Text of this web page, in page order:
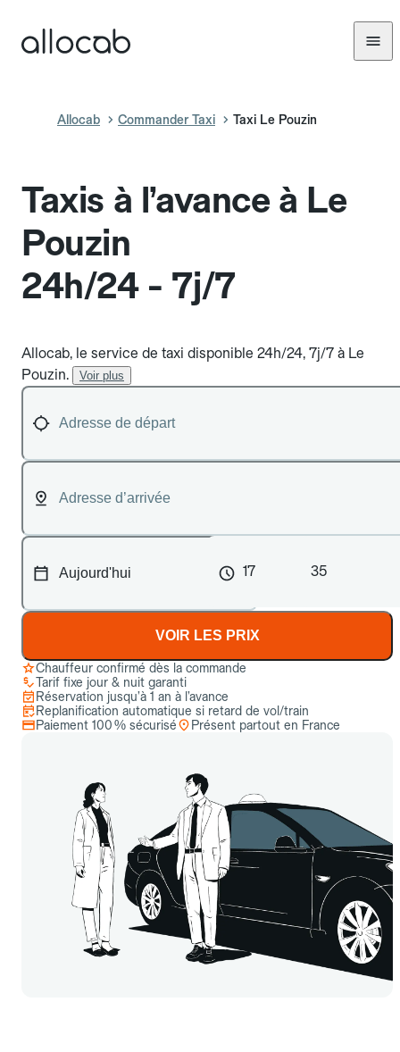
Allocab Commander Taxi Taxi Le Pouzin
Taxis à l’avance à Le
Pouzin
24h/24 - 7j/7
Allocab, le service de taxi disponible 24h/24, 7j/7 à Le
Pouzin.
Voir plus
17 35
VOIR LES PRIX
Chauffeur confirmé dès la commande
Tarif fixe jour & nuit garanti
Réservation jusqu’à 1 an à l’avance
Replanification automatique si retard de vol/train
Paiement 100 % sécurisé
Présent partout en France